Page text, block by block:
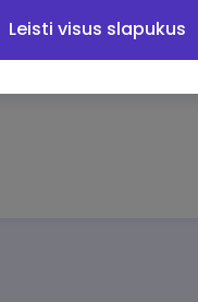
Leisti visus slapukus